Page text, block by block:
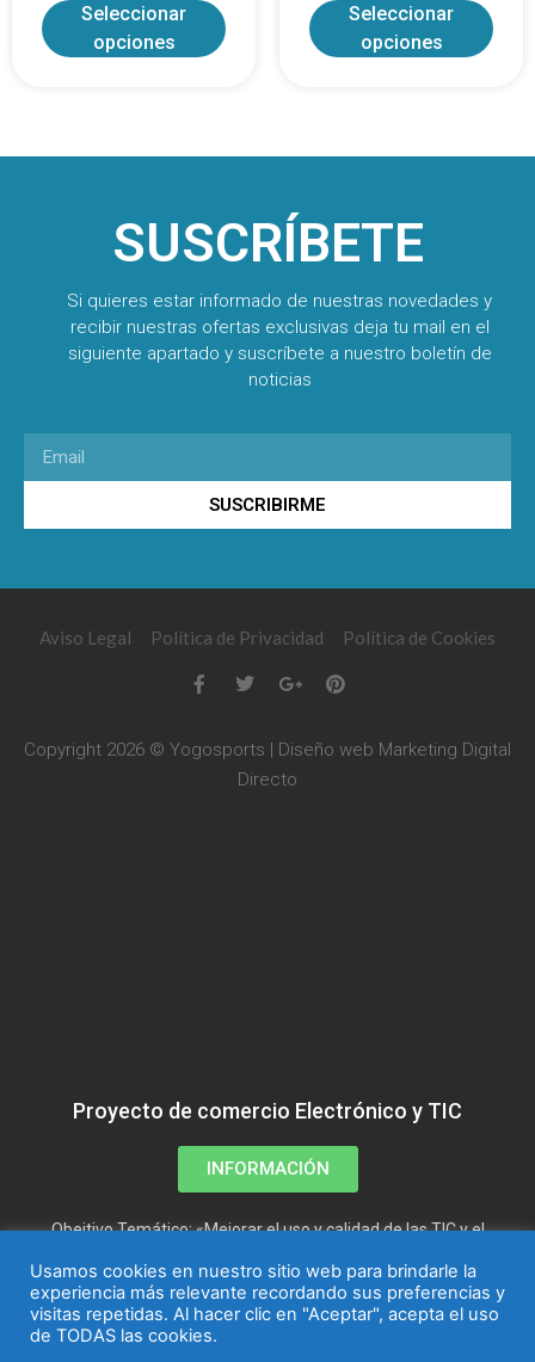
Seleccionar
opciones
Seleccionar
opciones
SUSCRÍBETE
Si quieres estar informado de nuestras novedades y
recibir nuestras ofertas exclusivas deja tu mail en el
siguiente apartado y suscríbete a nuestro boletín de
noticias
SUSCRIBIRME
Aviso Legal Política de Privacidad Política de Cookies
Copyright 2026 © Yogosports | Diseño web Marketing Digital
Directo
Proyecto de comercio Electrónico y TIC
INFORMACIÓN
Obejtivo Temático: «Mejorar el uso y calidad de las TIC y el
Usamos cookies en nuestro sitio web para brindarle la
experiencia más relevante recordando sus preferencias y
visitas repetidas. Al hacer clic en "Aceptar", acepta el uso
de TODAS las cookies.